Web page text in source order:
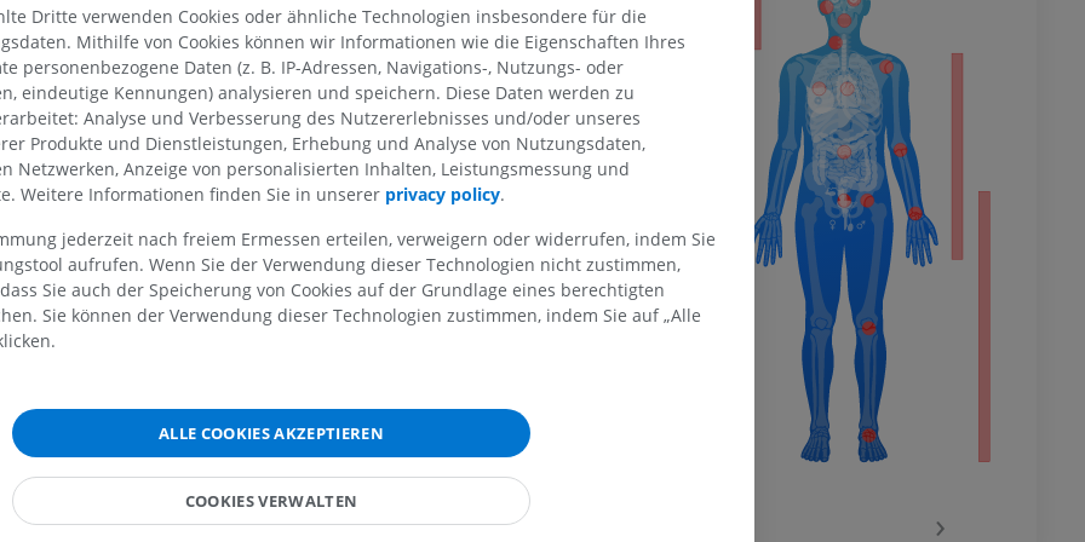
MRT
PREMIUM
MRT der Schulter
MRT
MRT
PREMIUM
MRT
Abbildungen
PREMIUM
Röntgenaufnahme der
unteren Extremität
Röntgenbilder
KOSTENLOS
MRT der unteren Extremität
MRT
PREMIUM
PREMIUM
PREMIUM ›
Dritte verwenden Cookies oder ähnliche Technologien insbesondere für die
Mithilfe von Cookies können wir Informationen wie die Eigenschaften Ihres
personenbezogene Daten (z. B. IP-Adressen, Navigations-, Nutzungs- oder
eindeutige Kennungen) analysieren und speichern. Diese Daten werden zu
Analyse und Verbesserung des Nutzererlebnisses und/oder unseres
Produkte und Dienstleistungen, Erhebung und Analyse von Nutzungsdaten,
Netzwerken, Anzeige von personalisierten Inhalten, Leistungsmessung und
Weitere Informationen finden Sie in unserer privacy policy.
jederzeit nach freiem Ermessen erteilen, verweigern oder widerrufen, indem Sie
aufrufen. Wenn Sie der Verwendung dieser Technologien nicht zustimmen,
Sie auch der Speicherung von Cookies auf der Grundlage eines berechtigten
Sie können der Verwendung dieser Technologien zustimmen, indem Sie auf „Alle
ALLE COOKIES AKZEPTIEREN
COOKIES VERWALTEN